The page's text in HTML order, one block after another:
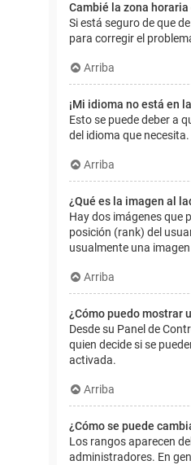
Cambié la zona
Si está seguro de que
para corregir el
Arriba
¡Mi idioma no está en
Esto se puede deber a
del idioma que
Arriba
¿Qué es la imagen al
Hay dos imágenes que
posición (rank) del
usualmente una
Arriba
¿Cómo puedo mostrar
Desde su Panel de
quien decide si se
activada.
Arriba
¿Cómo se puede
Los rangos aparecen
administradores. En